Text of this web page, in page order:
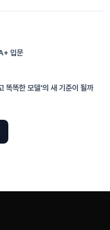
입문
똑한 모델'의 새 기준이 될까